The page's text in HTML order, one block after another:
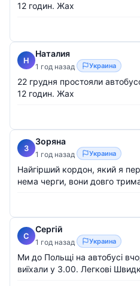
12 годин. Жах
Н
Наталия
1 год назад Украина
22 грудня простояли
12 годин. Жах
З
Зоряна
1 год назад Украина
Найгірший кордон, який я
нема черги, вони довго
С
Сергій
1 год назад Украина
Ми до Польщі на автобусі
виїхали у 3.00. Легкові